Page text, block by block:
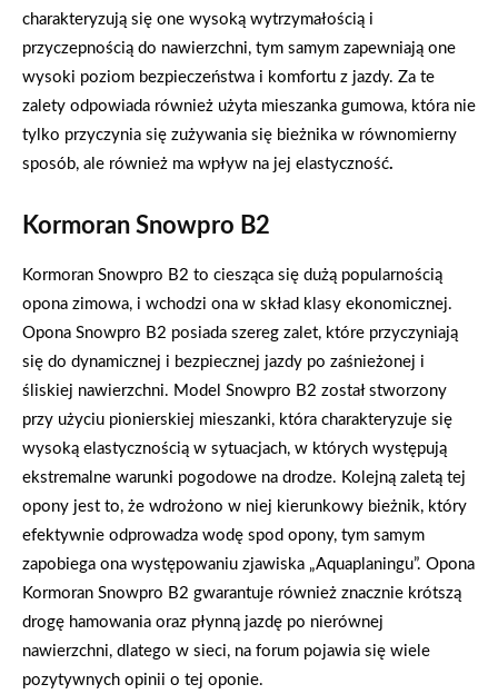
charakteryzują się one wysoką wytrzymałością i
przyczepnością do nawierzchni, tym samym zapewniają one
wysoki poziom bezpieczeństwa i komfortu z jazdy. Za te
zalety odpowiada również użyta mieszanka gumowa, która nie
tylko przyczynia się zużywania się bieżnika w równomierny
sposób, ale również ma wpływ na jej elastyczność.
Kormoran Snowpro B2
Kormoran Snowpro B2 to ciesząca się dużą popularnością
opona zimowa, i wchodzi ona w skład klasy ekonomicznej.
Opona Snowpro B2 posiada szereg zalet, które przyczyniają
się do dynamicznej i bezpiecznej jazdy po zaśnieżonej i
śliskiej nawierzchni. Model Snowpro B2 został stworzony
przy użyciu pionierskiej mieszanki, która charakteryzuje się
wysoką elastycznością w sytuacjach, w których występują
ekstremalne warunki pogodowe na drodze. Kolejną zaletą tej
opony jest to, że wdrożono w niej kierunkowy bieżnik, który
efektywnie odprowadza wodę spod opony, tym samym
zapobiega ona występowaniu zjawiska „Aquaplaningu”. Opona
Kormoran Snowpro B2 gwarantuje również znacznie krótszą
drogę hamowania oraz płynną jazdę po nierównej
nawierzchni, dlatego w sieci, na forum pojawia się wiele
pozytywnych opinii o tej oponie.